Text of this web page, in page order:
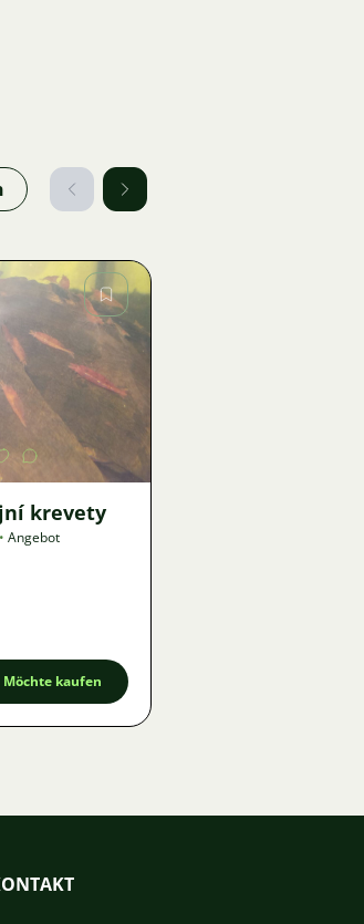
krevety
• Angebot
Möchte kaufen